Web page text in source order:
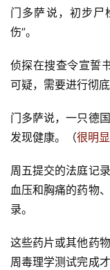
门多萨说，初步尸
伤”。
侦探在搜查令宣誓
可疑，需要进行彻底
门多萨说，一只德
发现健康。（很明
周五提交的法庭记
血压和胸痛的药物
录。
这些药片或其他药
周毒理学测试完成